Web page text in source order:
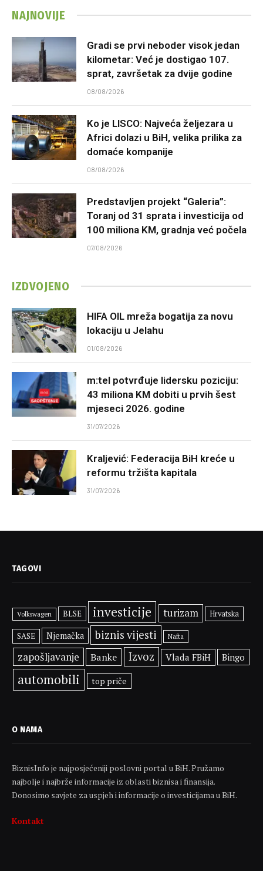
NAJNOVIJE
Gradi se prvi neboder visok jedan
kilometar: Već je dostigao 107.
sprat, završetak za dvije godine
08/08/2026
Ko je LISCO: Najveća željezara u
Africi dolazi u BiH, velika prilika za
domaće kompanije
08/08/2026
Predstavljen projekt “Galeria”:
Toranj od 31 sprata i investicija od
100 miliona KM, gradnja već počela
07/08/2026
IZDVOJENO
HIFA OIL mreža bogatija za novu
lokaciju u Jelahu
01/08/2026
m:tel potvrđuje lidersku poziciju:
43 miliona KM dobiti u prvih šest
mjeseci 2026. godine
31/07/2026
Kraljević: Federacija BiH kreće u
reformu tržišta kapitala
31/07/2026
TAGOVI
Volkswagen BLSE investicije turizam Hrvatska
SASE Njemačka biznis vijesti Nafta
zapošljavanje Banke Izvoz Vlada FBiH Bingo
automobili top priče
O NAMA
BiznisInfo je najposjećeniji poslovni portal u BiH. Pružamo
najbolje i najbrže informacije iz oblasti biznisa i finansija.
Donosimo savjete za uspjeh i informacije o investicijama u BiH.
Kontakt